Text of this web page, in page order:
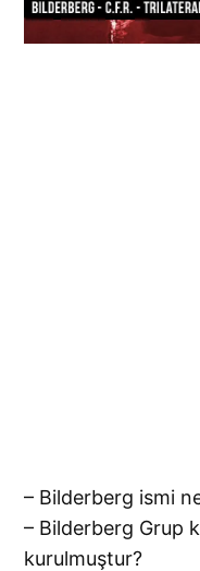
– Bilderberg ismi
– Bilderberg Grup
kurulmuştur?